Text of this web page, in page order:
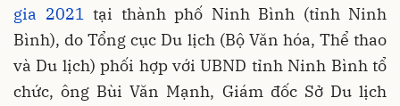
gia 2021 tại thành phố Ninh Bình (tỉnh Ninh
Bình), do Tổng cục Du lịch (Bộ Văn hóa, Thể thao
và Du lịch) phối hợp với UBND tỉnh Ninh Bình tổ
chức, ông Bùi Văn Mạnh, Giám đốc Sở Du lịch